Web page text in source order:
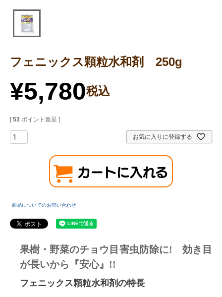
フェニックス顆粒水和剤 250g
¥5,780税込
[ 53 ポイント進呈 ]
お気に入りに登録する
商品についてのお問い合わせ
果樹・野菜のチョウ目害虫防除に! 効き目
が長いから『安心』!!
フェニックス顆粒水和剤の特長